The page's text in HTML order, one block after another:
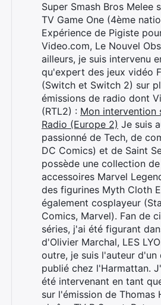
Super Smash Bros Melee
TV Game One (4ème
Expérience de Pigiste
Video.com, Le Nouvel
ailleurs, je suis intervenu
qu'expert des jeux vidéo
(Switch et Switch 2) sur
émissions de radio dont
(RTL2) : Mon intervention
Radio (Europe 2) Je suis
passionné de Tech, de
DC Comics) et de Saint
possède une collection
accessoires Marvel
des figurines Myth Cloth
également cosplayeur
Comics, Marvel). Fan de
séries, j'ai été figurant
d'Olivier Marchal, LES
outre, je suis l'auteur d'un
publié chez l'Harmattan.
été intervenant en tant
sur l'émission de Thomas